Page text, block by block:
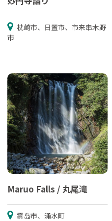
枕崎市、日置市、市来串木野
市
Maruo Falls / 丸尾滝
雾岛市、涌水町